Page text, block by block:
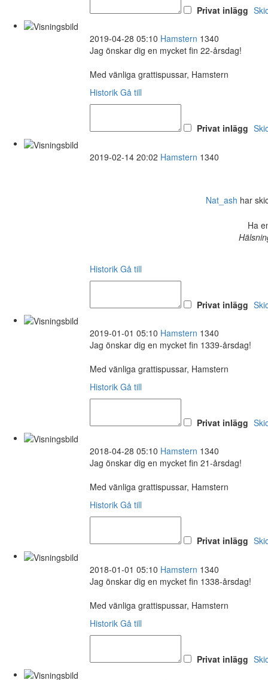
Privat inlägg
2019-04-28 05:10 Hamstern 1340
Jag önskar dig en mycket fin 22-årsdag!
Med vänliga grattispussar, Hamstern
Historik Gå till
Privat inlägg
2019-02-14 20:02 Hamstern 1340
Nat_ash har
Ha
Historik Gå till
Privat inlägg
2019-01-01 05:10 Hamstern 1340
Jag önskar dig en mycket fin 1339-årsdag!
Med vänliga grattispussar, Hamstern
Historik Gå till
Privat inlägg
2018-04-28 05:10 Hamstern 1340
Jag önskar dig en mycket fin 21-årsdag!
Med vänliga grattispussar, Hamstern
Historik Gå till
Privat inlägg
2018-01-01 05:10 Hamstern 1340
Jag önskar dig en mycket fin 1338-årsdag!
Med vänliga grattispussar, Hamstern
Historik Gå till
Privat inlägg